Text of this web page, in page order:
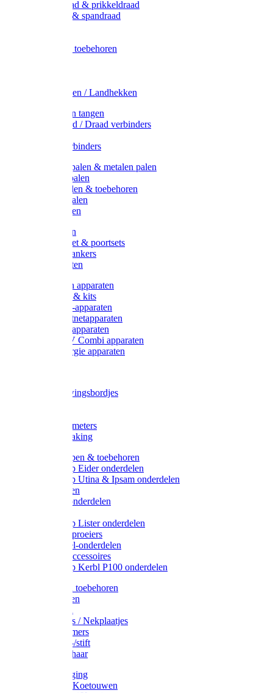
Metaal draad & prikkeldraad
Binddraad & spandraad
Afrasternet toebehoren
Weidehekken / Landhekken
Spanners en tangen
Lint / Koord / Draad verbinders
Litzclip verbinders
Recycling palen & metalen palen
Kunststof palen
T-Post t-palen & toebehoren
Glasfiber palen
Houten palen
Poortgrepen
Doorgangset & poortsets
Poortgreepankers
Weidepoorten
Onderdelen apparaten
Starter sets & kits
9V Batterij-apparaten
230V Lichtnetapparaten
12V Accu-apparaten
230V / 12V Combi apparaten
Zonne-energie apparaten
Waarschuwingsbordjes
Wegers en meters
Video bewaking
Weidepompen & toebehoren
Weidepomp Eider onderdelen
Weidepomp Utina & Ipsam onderdelen
Drinkbakken
Drinkbak onderdelen
Weidepomp Lister onderdelen
Nippels / Sproeiers
Drinknippel-onderdelen
Drinkbak accessoires
Weidepomp Kerbl P100 onderdelen
Oormerken toebehoren
Enkelbanden
Halsplaatjes / Nekplaatjes
Kokernummers
Merkspray-/stift
Veemerkschaar
Uierverzorging
Halsters & Koetouwen